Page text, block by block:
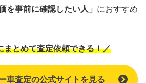
を事前に確認したい人」 におすすめ
とめて査定依頼できる！／
車査定の公式サイトを見る